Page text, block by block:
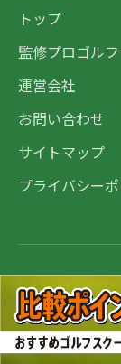
トップ
監修プロゴル
運営会社
お問い合わせ
サイトマップ
プライバシー
©